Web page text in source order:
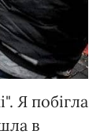
Я побігла
в